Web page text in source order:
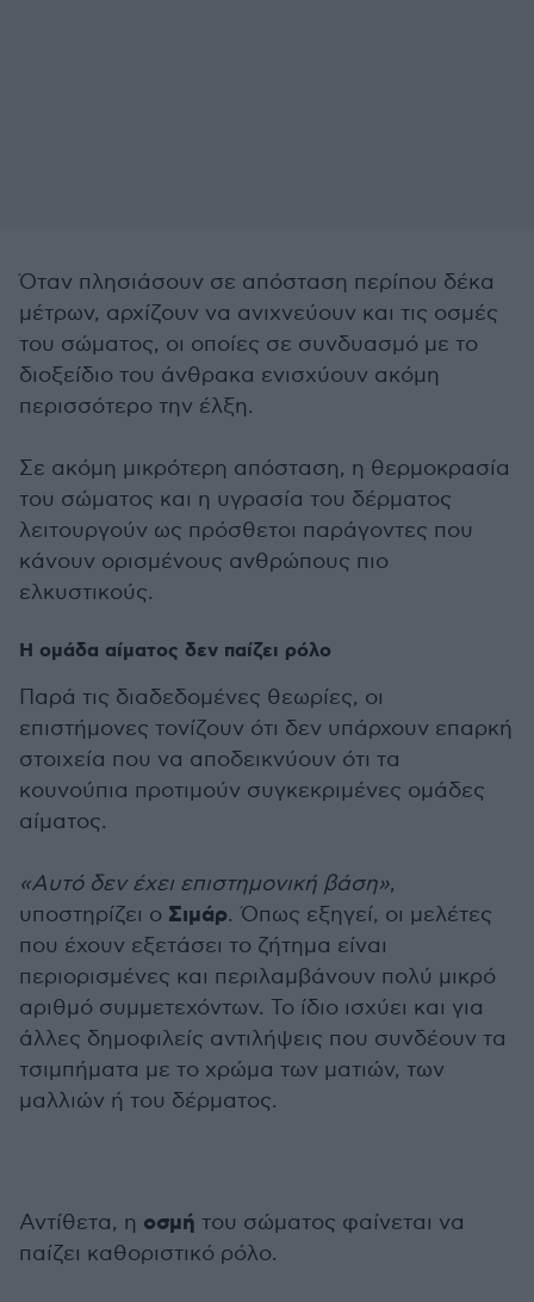
Όταν πλησιάσουν σε απόσταση περίπου δέκα
μέτρων, αρχίζουν να ανιχνεύουν και τις οσμές
του σώματος, οι οποίες σε συνδυασμό με το
διοξείδιο του άνθρακα ενισχύουν ακόμη
περισσότερο την έλξη.
Σε ακόμη μικρότερη απόσταση, η θερμοκρασία
του σώματος και η υγρασία του δέρματος
λειτουργούν ως πρόσθετοι παράγοντες που
κάνουν ορισμένους ανθρώπους πιο
ελκυστικούς.
Η ομάδα αίματος δεν παίζει ρόλο
Παρά τις διαδεδομένες θεωρίες, οι
επιστήμονες τονίζουν ότι δεν υπάρχουν επαρκή
στοιχεία που να αποδεικνύουν ότι τα
κουνούπια προτιμούν συγκεκριμένες ομάδες
αίματος.
«Αυτό δεν έχει επιστημονική βάση»,
υποστηρίζει ο Σιμάρ. Όπως εξηγεί, οι μελέτες
που έχουν εξετάσει το ζήτημα είναι
περιορισμένες και περιλαμβάνουν πολύ μικρό
αριθμό συμμετεχόντων. Το ίδιο ισχύει και για
άλλες δημοφιλείς αντιλήψεις που συνδέουν τα
τσιμπήματα με το χρώμα των ματιών, των
μαλλιών ή του δέρματος.
Αντίθετα, η οσμή του σώματος φαίνεται να
παίζει καθοριστικό ρόλο.